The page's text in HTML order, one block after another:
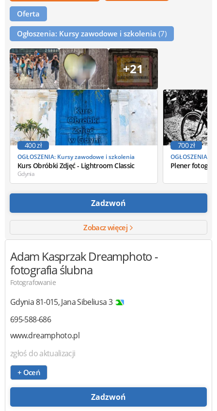
Oferta
Ogłoszenia: Kursy zawodowe i szkolenia (7)
+21
OGŁOSZENIA: Kursy zawodowe i szkolenia
Kurs Obróbki Zdjęć - Lightroom Classic
400 zł
Gdynia
OGŁOSZENIA:
Plener
700 zł
Zadzwoń
Zobacz więcej
Adam Kasprzak Dreamphoto-
fotografia ślubna
Fotografowanie
Gdynia81-015,Jana Sibeliusa 3
695-588-686
www.dreamphoto.pl
zgłoś do aktualizacji
+ Oceń
Zadzwoń